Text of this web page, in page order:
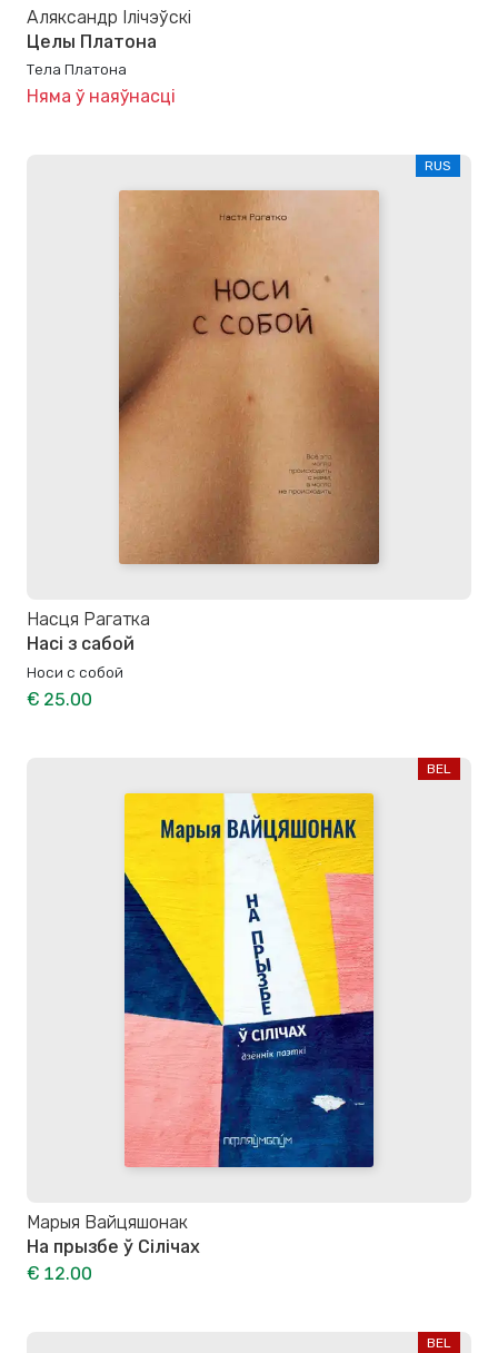
Аляксандр Ілічэўскі
Целы Платона
Тела Платона
Няма ў наяўнасці
RUS
Насця Рагатка
Насі з сабой
Носи с собой
€ 25.00
BEL
Марыя Вайцяшонак
На прызбе ў Сілічах
€ 12.00
BEL